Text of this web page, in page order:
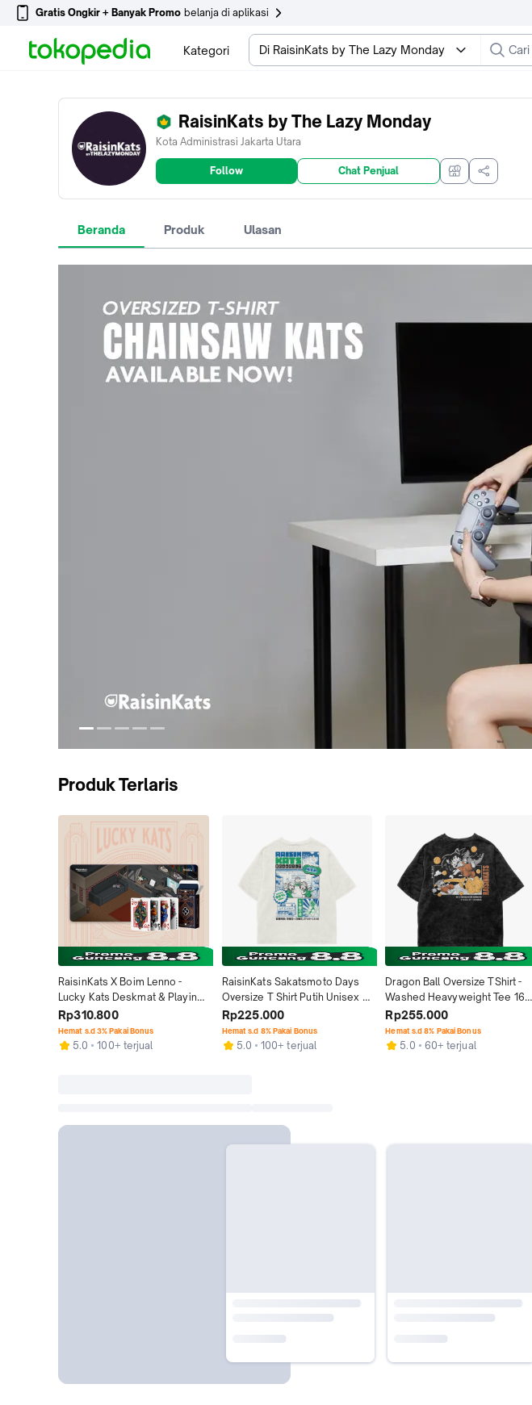
Gratis Ongkir + Banyak Promo belanja di aplikasi
Kategori Di RaisinKats by The Lazy Monday
RaisinKats by The Lazy Monday
Kota Administrasi Jakarta Utara
Follow Chat Penjual
Beranda Produk Ulasan
Produk Terlaris
RaisinKats X Boim Lenno -
Lucky Kats Deskmat & Playing
Card I Gaming Mousepad /
Desk Pad / Alas Laptop Meja
Komputer / Waterproof
Rp310.800
Hemat s.d 3% Pakai Bonus
5.0 100+ terjual
RaisinKats Sakatsmoto Days
Oversize T Shirt Putih Unisex -
Baju Kaos Tangan Pendek Pria
Wanita Bahan Katun Combed
24s Basic Tee Sablon Desain
Rp225.000
Hemat s.d 8% Pakai Bonus
5.0 100+ terjual
Dragon Ball Oversize TShirt -
Washed Heavyweight Tee 16S
Hitam I RaisinKats by The Lazy
Monday
Rp255.000
Hemat s.d 8% Pakai Bonus
5.0 60+ terjual